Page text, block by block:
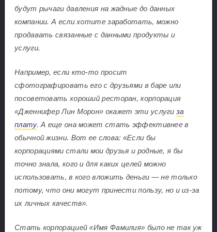
будут рычаги давления на жадные до данных
компании. А если хотите заработать, можно
продавать связанные с данными продукты и
услуги.
Например, если кто-то просит
сфотографировать его с друзьями в баре или
посоветовать хороший ресторан, корпорация
«Дженнифер Лин Морон» окажет эти услуги за
плату. А еще она может стать эффективнее в
обычной жизни. Вот ее слова: «Если бы
корпорациями стали мои друзья и родные, я бы
точно знала, кого и для каких целей можно
использовать, в кого вложить деньги — не только
потому, что они могут принести пользу, но и из-за
их личных качеств».
Стать корпорацией «Имя Фамилия» было не так уж